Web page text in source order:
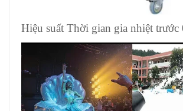
Hiệu suất Thời gian gia nhiệt trước